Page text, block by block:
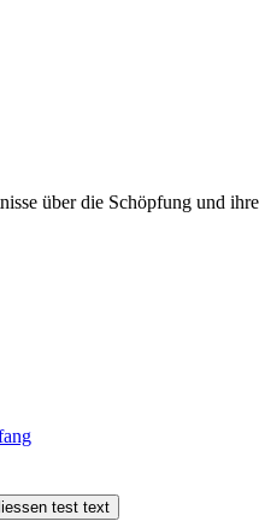
über die Schöpfung und
test text